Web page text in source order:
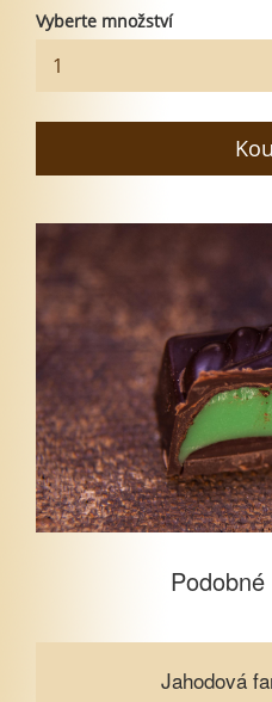
Vyberte množství
Jahodová
Jahodová